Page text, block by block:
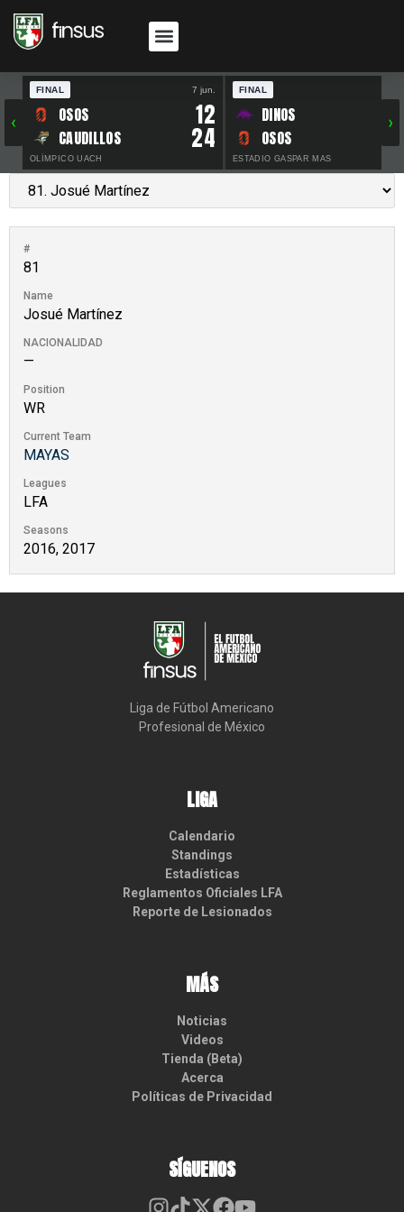
‹
FINAL 7 jun.
OSOS 12
CAUDILLOS 24
OLÍMPICO UACH
FINAL
DINOS
OSOS
ESTADIO GASPAR MAS
›
#
81
Name
Josué Martínez
NACIONALIDAD
—
Position
WR
Current Team
MAYAS
Leagues
LFA
Seasons
2016, 2017
Liga de Fútbol Americano
Profesional de México
LIGA
Calendario
Standings
Estadísticas
Reglamentos Oficiales LFA
Reporte de Lesionados
MÁS
Noticias
Videos
Tienda (Beta)
Acerca
Políticas de Privacidad
SÍGUENOS